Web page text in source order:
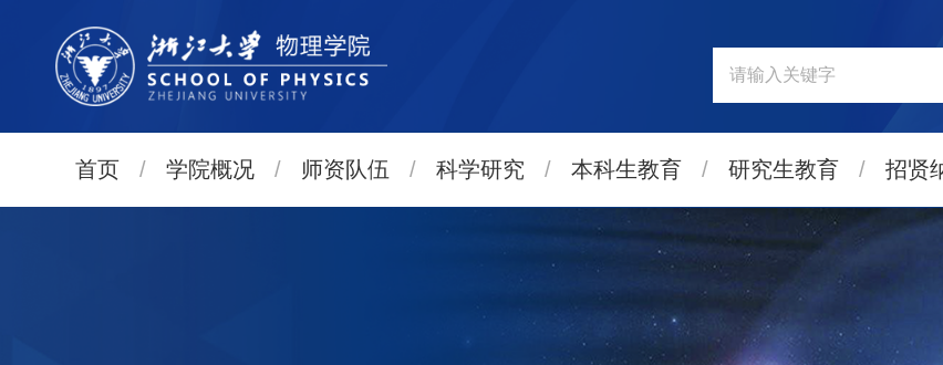
首页 / 学院概况 / 师资队伍 / 科学研究 / 本科生教育 / 研究生教育 / 招贤